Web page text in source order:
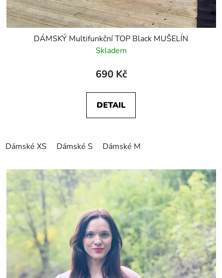
DÁMSKÝ Multifunkční TOP Black MUŠELÍN
Skladem
690 Kč
DETAIL
Dámské XS Dámské S Dámské M